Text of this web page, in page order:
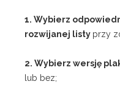
1. Wybierz
rozwijanej listy przy
2. Wybierz wersję
lub bez;